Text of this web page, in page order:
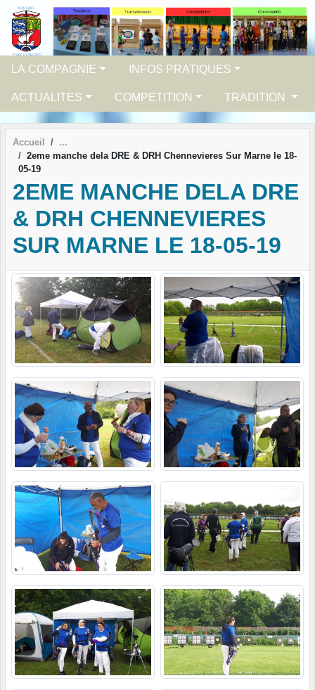
LA COMPAGNIE INFOS PRATIQUES
ACTUALITES COMPETITION TRADITION
Accueil
2eme manche dela DRE & DRH Chennevieres Sur Marne le 18-
05-19
2EME MANCHE DELA DRE
& DRH CHENNEVIERES
SUR MARNE LE 18-05-19
Panneau de gestion des cookies